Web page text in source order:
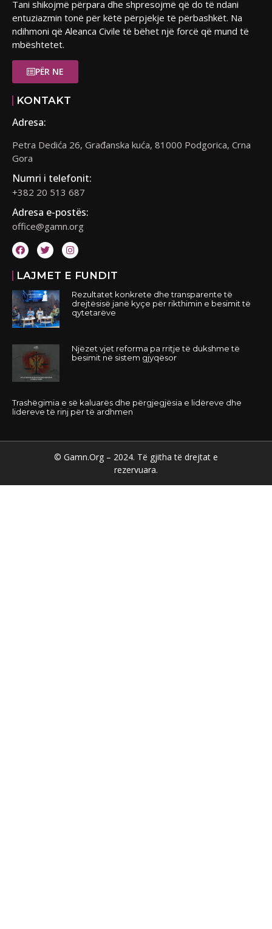
Tani shikojmë përpara dhe shpresojmë që do të ndani
entuziazmin tonë për këtë përpjekje të përbashkët. Na
ndihmoni që Aleanca Civile të bëhet një forcë që mund të
mbështetet.
PËR NE
KONTAKT
Adresa:
Petra Dedića 26, Građanska kuća, 81000 Podgorica, Crna
Gora
Numri i telefonit:
+382 20 513 687
Adresa e-postës:
office@gamn.org
LAJMET E FUNDIT
Rezultatet konkrete dhe transparente të
drejtësisë janë kyçe për rikthimin e besimit të
qytetarëve
Njëzet vjet reforma pa rritje të dukshme të
besimit në sistem gjyqësor
Trashëgimia e së kaluarës dhe përgjegjësia e lidëreve dhe
lidereve të rinj për të ardhmen
© Gamn.Org – 2024. Të gjitha të drejtat e
rezervuara.